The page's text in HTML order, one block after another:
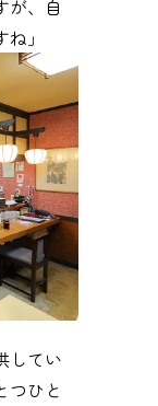
ラ
が、自
」
してい
つひと